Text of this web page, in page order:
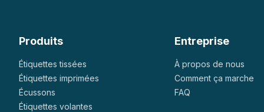
Produits
Étiquettes tissées
Étiquettes imprimées
Écussons
Étiquettes volantes
Entreprise
À propos de nous
Comment ça marche
FAQ